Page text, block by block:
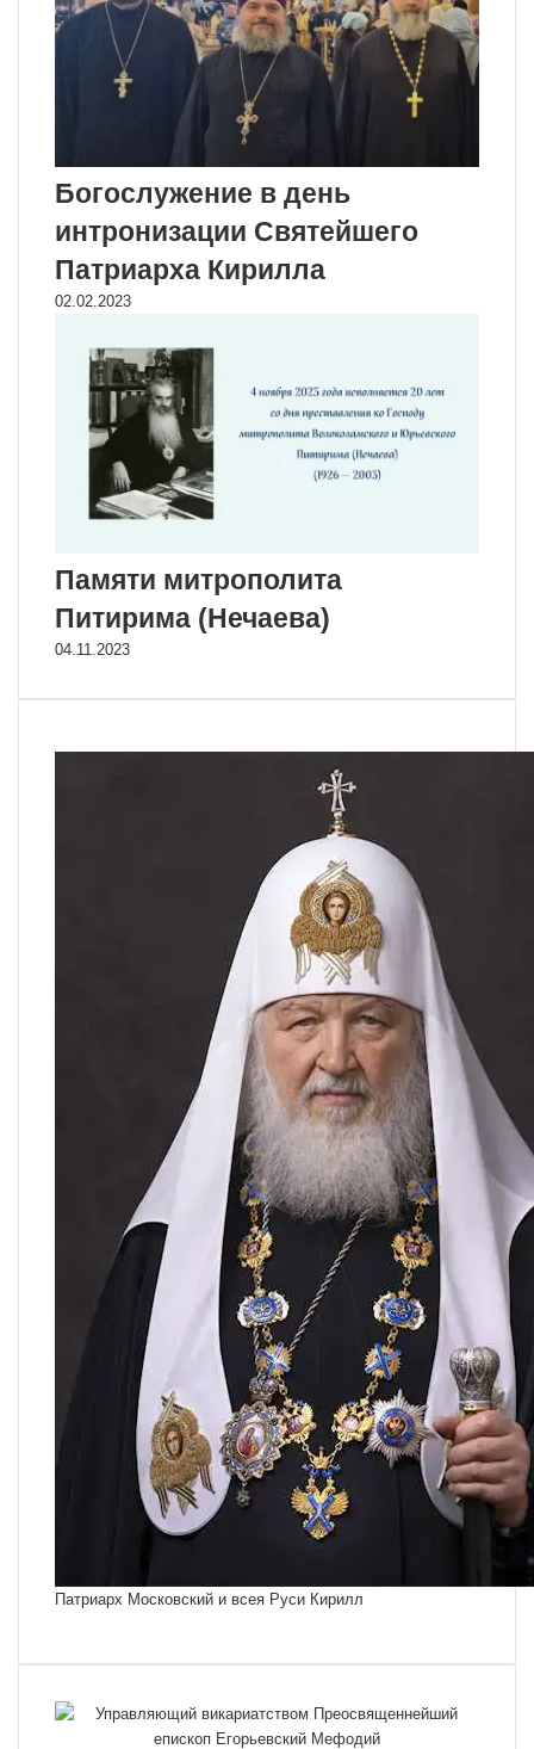
Богослужение в день
интронизации Святейшего
Патриарха Кирилла
02.02.2023
Памяти митрополита
Питирима (Нечаева)
04.11.2023
Патриарх Московский и всея Руси Кирилл